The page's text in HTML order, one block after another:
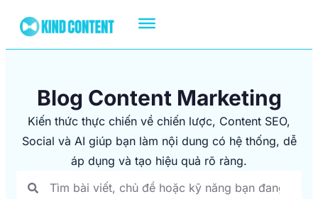
Blog Content Marketing
Kiến thức thực chiến về chiến lược, Content SEO,
Social và AI giúp bạn làm nội dung có hệ thống, dễ
áp dụng và tạo hiệu quả rõ ràng.